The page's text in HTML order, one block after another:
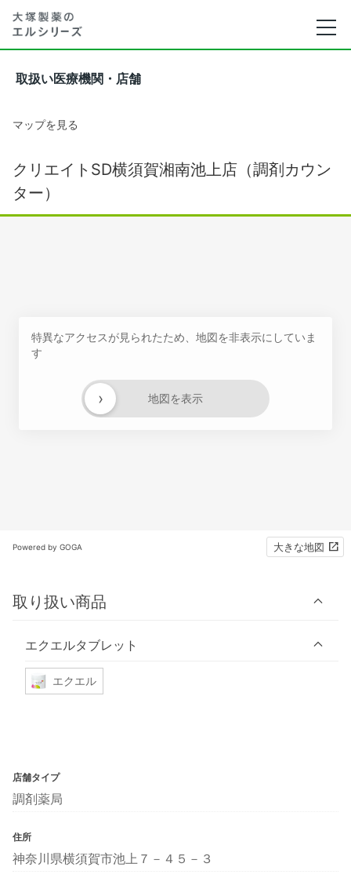
取扱い医療機関・店舗
マップを見る
クリエイトSD横須賀湘南池上店（調剤カウン
ター）
特異なアクセスが見られたため、地図を非表示にしていま
す
地図を表示
›
Powered by GOGA 大きな地図
取り扱い商品
エクエルタブレット
エクエル
店舗タイプ
調剤薬局
住所
神奈川県横須賀市池上７－４５－３